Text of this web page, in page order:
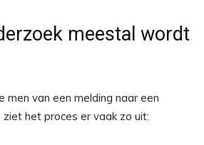
meestal wordt
men van een melding naar een
het proces er vaak zo uit: